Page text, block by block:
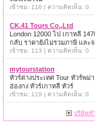
เข้าชม: 116 | ความคิดเห็น: 0
CK.41 Tours Co.,Ltd
London 12000 ไป เกาหลี
กลับ ราคายังไม่รวมภาษี และจ
เข้าชม: 113 | ความคิดเห็น: 0
mytourstation
ทัวร์ต่างประเทศ Tour ทัวร์พม่
ฮ่องกง ทัวร์เกาหลี ทัวร์
เข้าชม: 119 | ความคิดเห็น: 0
บริษัททั